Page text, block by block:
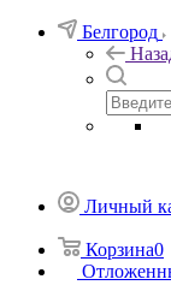
Белгород
Личный
Корзина0